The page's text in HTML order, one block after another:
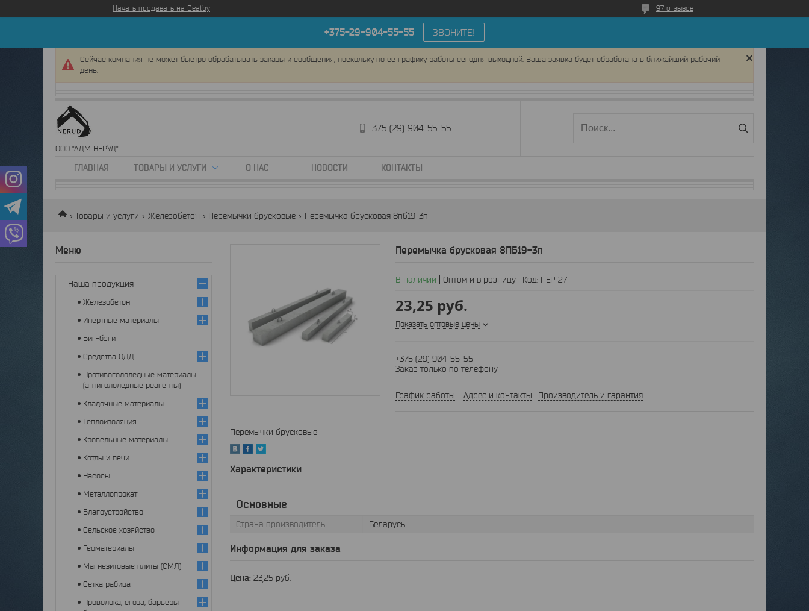
Начать продавать на Deal.by 97 отзывов
+375-29-904-55-55 ЗВОНИТЕ!
Сейчас компания не может быстро обрабатывать заказы и сообщения, поскольку по ее графику работы сегодня выходной. Ваша заявка будет обработана в ближайший рабочий
день.
ООО "АДМ НЕРУД"
+375 (29) 904-55-55
ГЛАВНАЯ ТОВАРЫ И УСЛУГИ О НАС НОВОСТИ КОНТАКТЫ
Товары и услуги Железобетон Перемычки брусковые Перемычка брусковая 8пб19-3п
Перемычка брусковая 8ПБ19-3п
В наличии Оптом и в розницу Код: ПЕР-27
23,25 руб.
Показать оптовые цены
+375 (29) 904-55-55
Заказ только по телефону
График работы Адрес и контакты Производитель и гарантия
Перемычки брусковые
Характеристики
Основные
Страна производитель Беларусь
Информация для заказа
Цена: 23,25 руб.
Наша продукция
Железобетон
Инертные материалы
Биг-бэги
Средства ОДД
Противогололёдные материалы
(антигололёдные реагенты)
Кладочные материалы
Теплоизоляция
Кровельные материалы
Котлы и печи
Насосы
Металлопрокат
Благоустройство
Сельское хозяйство
Геоматериалы
Магнезитовые плиты (СМЛ)
Сетка рабица
Проволока, егоза, барьеры